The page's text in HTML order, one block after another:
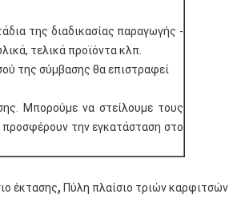
της διαδικασίας παραγωγής -
τελικά προϊόντα κλπ.
της σύμβασης θα επιστραφεί
Μπορούμε να στείλουμε τους
προσφέρουν την εγκατάσταση στο
έκτασης, Πύλη πλαίσιο τριών καρφιτσών